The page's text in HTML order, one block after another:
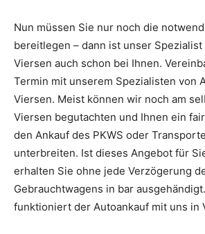
Nun müssen Sie nur noch die
bereitlegen – dann ist unser
Viersen auch schon bei Ihnen.
Termin mit unserem Spezialisten von
Viersen. Meist können wir noch am
Viersen begutachten und Ihnen ein
den Ankauf des PKWS oder
unterbreiten. Ist dieses Angebot für
erhalten Sie ohne jede Verzögerung
Gebrauchtwagens in bar
funktioniert der Autoankauf mit uns in